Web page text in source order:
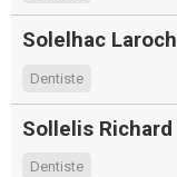
Solelhac
Dentiste
Sollelis Richard
Dentiste